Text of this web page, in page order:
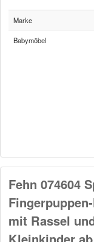
Marke
Babymöbel
Fehn 074604
mit Rassel